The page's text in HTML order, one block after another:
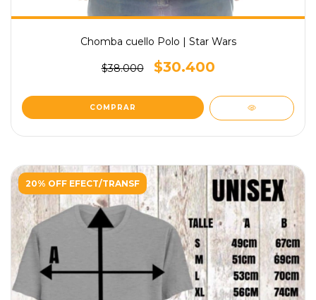
Chomba cuello Polo | Star Wars
$38.000 $30.400
COMPRAR
20% OFF EFECT/TRANSF